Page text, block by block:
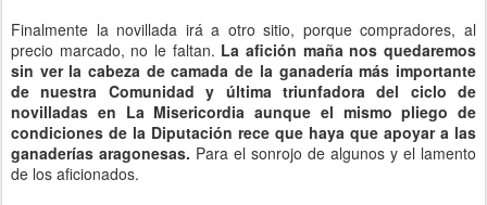
Finalmente la novillada irá a otro sitio, porque compradores, al
precio marcado, no le faltan. La afición maña nos quedaremos
sin ver la cabeza de camada de la ganadería más importante
de nuestra Comunidad y última triunfadora del ciclo de
novilladas en La Misericordia aunque el mismo pliego de
condiciones de la Diputación rece que haya que apoyar a las
ganaderías aragonesas. Para el sonrojo de algunos y el lamento
de los aficionados.